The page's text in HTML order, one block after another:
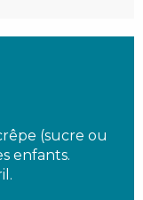
(sucre ou
enfants.